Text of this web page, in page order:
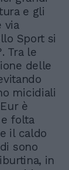
e gli
via
Sport si
Tra le
delle
micidiali
è
folta
il caldo
sono
in